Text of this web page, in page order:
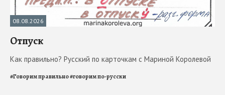
08.08.2026
Отпуск
Как правильно? Русский по карточкам с Мариной Королевой
#Говорим правильно#говорим по-русски